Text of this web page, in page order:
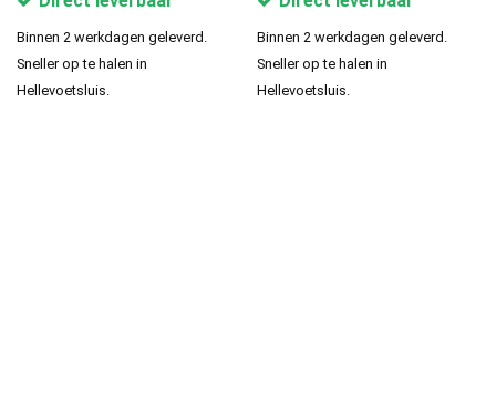
Binnen 2 werkdagen geleverd.
Sneller op te halen in
Hellevoetsluis.
Binnen 2 werkdagen geleverd.
Sneller op te halen in
Hellevoetsluis.